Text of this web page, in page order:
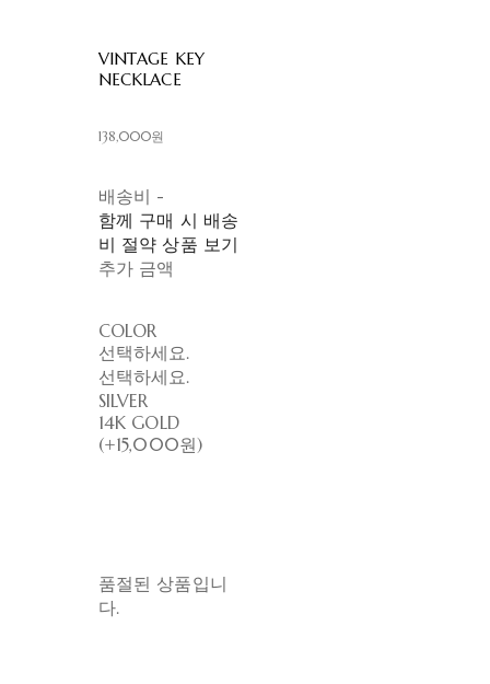
VINTAGE KEY
NECKLACE
138,000원
배송비 -
함께 구매 시 배송
비 절약 상품 보기
추가 금액
COLOR
선택하세요.
선택하세요.
SILVER
14K GOLD
(+15,000원)
품절된 상품입니
다.